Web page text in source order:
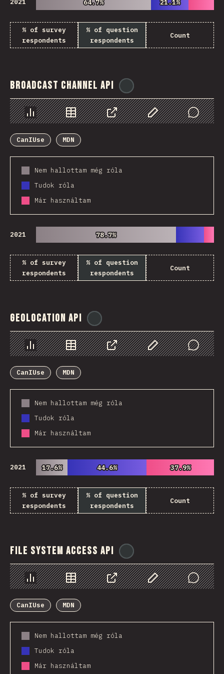
2021 64.7%
64.7% 21.1%
21.1%
% of survey
respondents
% of question
respondents
Count
Broadcast Channel API
Diagramok Adatok MegosztásCustomize Data
Comments
CanIUse
MDN
Nem hallottam még róla
Tudok róla
Már használtam
2021 78.7%
78.7%
% of survey
respondents
% of question
respondents
Count
Geolocation API
Diagramok Adatok MegosztásCustomize Data
Comments
CanIUse
MDN
Nem hallottam még róla
Tudok róla
Már használtam
2021 17.6%
17.6% 44.6%
44.6% 37.9%
37.9%
% of survey
respondents
% of question
respondents
Count
File System Access API
Diagramok Adatok MegosztásCustomize Data
Comments
CanIUse
MDN
Nem hallottam még róla
Tudok róla
Már használtam